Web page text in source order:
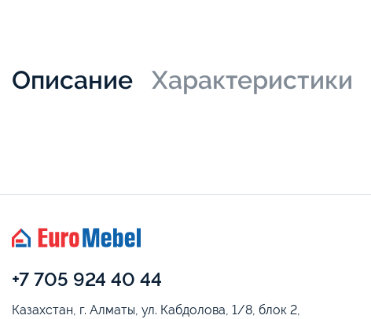
Описание Характеристики
+7 705 924 40 44
Казахстан, г. Алматы, ул. Кабдолова, 1/8, блок 2,